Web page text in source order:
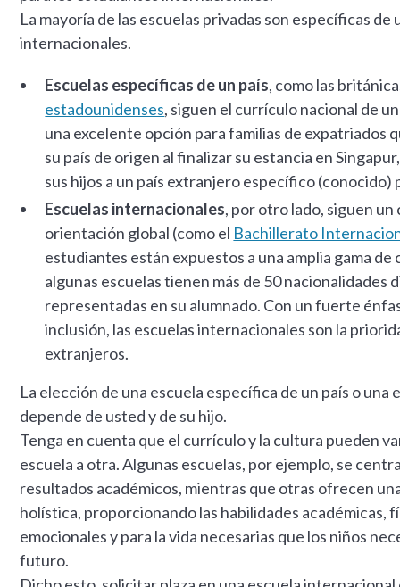
La mayoría de las escuelas privadas son específicas de
internacionales.
Escuelas específicas de un país, como las
estadounidenses, siguen el currículo nacional de
una excelente opción para familias de expatriados
su país de origen al finalizar su estancia en
sus hijos a un país extranjero específico (conocido)
Escuelas internacionales, por otro lado, siguen
orientación global (como el Bachillerato
estudiantes están expuestos a una amplia gama de
algunas escuelas tienen más de 50 nacionalidades
representadas en su alumnado. Con un fuerte
inclusión, las escuelas internacionales son la
extranjeros.
La elección de una escuela específica de un país o
depende de usted y de su hijo.
Tenga en cuenta que el currículo y la cultura pueden
escuela a otra. Algunas escuelas, por ejemplo, se
resultados académicos, mientras que otras ofrecen
holística, proporcionando las habilidades académicas,
emocionales y para la vida necesarias que los niños
futuro.